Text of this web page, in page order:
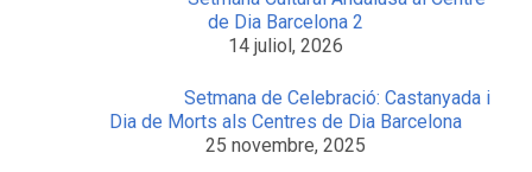
de Dia Barcelona 2
14 juliol, 2026
Setmana de Celebració: Castanyada i
Dia de Morts als Centres de Dia Barcelona
25 novembre, 2025